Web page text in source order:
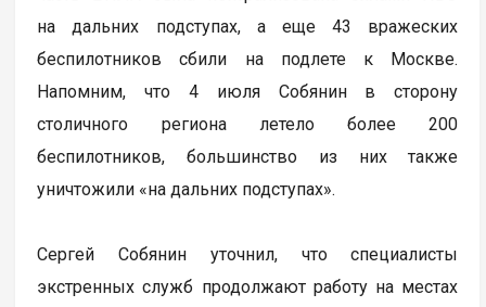
на дальних подступах, а еще 43 вражеских
беспилотников сбили на подлете к Москве.
Напомним, что 4 июля Собянин в сторону
столичного региона летело более 200
беспилотников, большинство из них также
уничтожили «на дальних подступах».
Сергей Собянин уточнил, что специалисты
экстренных служб продолжают работу на местах